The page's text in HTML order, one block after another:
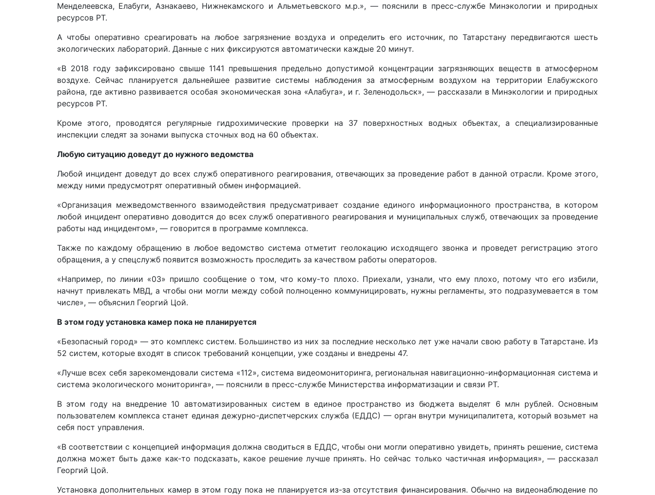
Менделеевска, Елабуги, Азнакаево, Нижнекамского и Альметьевского м.р.», — пояснили в пресс-службе Минэкологии и природных
ресурсов РТ.
А чтобы оперативно среагировать на любое загрязнение воздуха и определить его источник, по Татарстану передвигаются шесть
экологических лабораторий. Данные с них фиксируются автоматически каждые 20 минут.
«В 2018 году зафиксировано свыше 1141 превышения предельно допустимой концентрации загрязняющих веществ в атмосферном
воздухе. Сейчас планируется дальнейшее развитие системы наблюдения за атмосферным воздухом на территории Елабужского
района, где активно развивается особая экономическая зона «Алабуга», и г. Зеленодольск», — рассказали в Минэкологии и природных
ресурсов РТ.
Кроме этого, проводятся регулярные гидрохимические проверки на 37 поверхностных водных объектах, а специализированные
инспекции следят за зонами выпуска сточных вод на 60 объектах.
Любую ситуацию доведут до нужного ведомства
Любой инцидент доведут до всех служб оперативного реагирования, отвечающих за проведение работ в данной отрасли. Кроме этого,
между ними предусмотрят оперативный обмен информацией.
«Организация межведомственного взаимодействия предусматривает создание единого информационного пространства, в котором
любой инцидент оперативно доводится до всех служб оперативного реагирования и муниципальных служб, отвечающих за проведение
работы над инцидентом», — говорится в программе комплекса.
Также по каждому обращению в любое ведомство система отметит геолокацию исходящего звонка и проведет регистрацию этого
обращения, а у спецслужб появится возможность проследить за качеством работы операторов.
«Например, по линии «03» пришло сообщение о том, что кому-то плохо. Приехали, узнали, что ему плохо, потому что его избили,
начнут привлекать МВД, а чтобы они могли между собой полноценно коммуницировать, нужны регламенты, это подразумевается в том
числе», — объяснил Георгий Цой.
В этом году установка камер пока не планируется
«Безопасный город» — это комплекс систем. Большинство из них за последние несколько лет уже начали свою работу в Татарстане. Из
52 систем, которые входят в список требований концепции, уже созданы и внедрены 47.
«Лучше всех себя зарекомендовали система «112», система видеомониторинга, региональная навигационно-информационная система и
система экологического мониторинга», — пояснили в пресс-службе Министерства информатизации и связи РТ.
В этом году на внедрение 10 автоматизированных систем в единое пространство из бюджета выделят 6 млн рублей. Основным
пользователем комплекса станет единая дежурно-диспетчерских служба (ЕДДС) — орган внутри муниципалитета, который возьмет на
себя пост управления.
«В соответствии с концепцией информация должна сводиться в ЕДДС, чтобы они могли оперативно увидеть, принять решение, система
должна может быть даже как-то подсказать, какое решение лучше принять. Но сейчас только частичная информация», — рассказал
Георгий Цой.
Установка дополнительных камер в этом году пока не планируется из-за отсутствия финансирования. Обычно на видеонаблюдение по